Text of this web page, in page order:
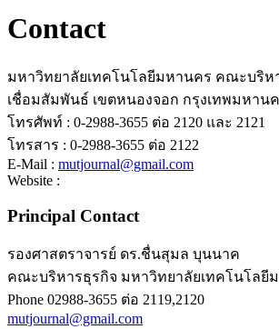
Contact
มหาวิทยาลัยเทคโนโลยีมหานคร คณะบริห
เชื่อมสัมพันธ์ เขตหนองจอก กรุงเทพมหานค
โทรศัพท์ : 0-2988-3655 ต่อ 2120 และ 2121
โทรสาร : 0-2988-3655 ต่อ 2122
E-Mail : mutjournal@gmail.com
Website :
Principal Contact
รองศาสตราจารย์ ดร.ชื่นสุมล บุนนาค
คณะบริหารธุรกิจ มหาวิทยาลัยเทคโนโลยี
Phone 02988-3655 ต่อ 2119,2120
mutjournal@gmail.com